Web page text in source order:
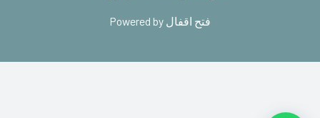
Powered by فتح اقفال